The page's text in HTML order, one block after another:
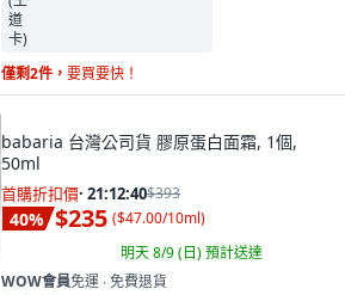
僅剩2件， 要買要快！
babaria 台灣公司貨 膠原蛋白面霜, 1個,
50ml
首購折扣價· 21:12:39$393
40% $235 ($47.00/10ml)
明天 8/9 (日)預計送達
WOW會員免運 ∙ 免費退貨